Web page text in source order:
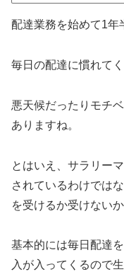
配達業務を始めて1年
毎日の配達に慣れて
悪天候だったりモチ
ありますね。
とはいえ、サラリー
されているわけでは
を受けるか受けない
基本的には毎日配達
入が入ってくるので